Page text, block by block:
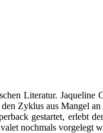
Literatur.
Zyklus aus Mangel
gestartet, erlebt
nochmals vorgelegt